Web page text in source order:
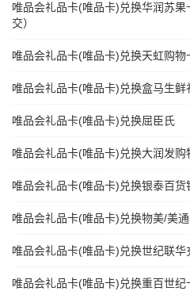
唯品会礼品卡(唯品卡)兑换华润苏
交）
唯品会礼品卡(唯品卡)兑换天虹购物
唯品会礼品卡(唯品卡)兑换盒马生鲜
唯品会礼品卡(唯品卡)兑换屈臣氏
唯品会礼品卡(唯品卡)兑换大润发购
唯品会礼品卡(唯品卡)兑换银泰百货
唯品会礼品卡(唯品卡)兑换物美/美
唯品会礼品卡(唯品卡)兑换世纪联华
唯品会礼品卡(唯品卡)兑换重百世纪